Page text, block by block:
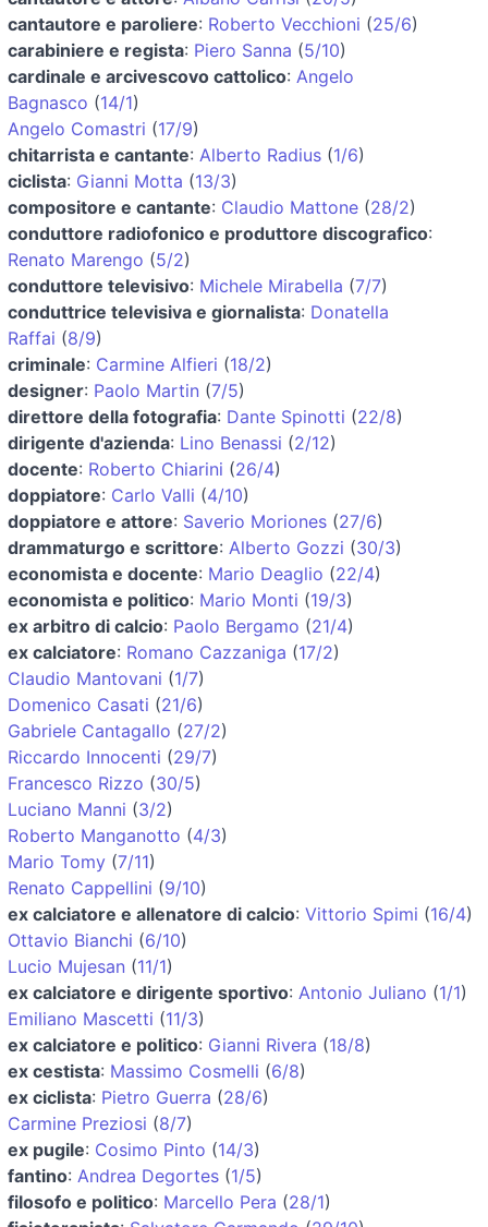
cantautore e paroliere: Roberto Vecchioni (25/6)
carabiniere e regista: Piero Sanna (5/10)
cardinale e arcivescovo cattolico: Angelo
Bagnasco (14/1)
Angelo Comastri (17/9)
chitarrista e cantante: Alberto Radius (1/6)
ciclista: Gianni Motta (13/3)
compositore e cantante: Claudio Mattone (28/2)
conduttore radiofonico e produttore discografico:
Renato Marengo (5/2)
conduttore televisivo: Michele Mirabella (7/7)
conduttrice televisiva e giornalista: Donatella
Raffai (8/9)
criminale: Carmine Alfieri (18/2)
designer: Paolo Martin (7/5)
direttore della fotografia: Dante Spinotti (22/8)
dirigente d'azienda: Lino Benassi (2/12)
docente: Roberto Chiarini (26/4)
doppiatore: Carlo Valli (4/10)
doppiatore e attore: Saverio Moriones (27/6)
drammaturgo e scrittore: Alberto Gozzi (30/3)
economista e docente: Mario Deaglio (22/4)
economista e politico: Mario Monti (19/3)
ex arbitro di calcio: Paolo Bergamo (21/4)
ex calciatore: Romano Cazzaniga (17/2)
Claudio Mantovani (1/7)
Domenico Casati (21/6)
Gabriele Cantagallo (27/2)
Riccardo Innocenti (29/7)
Francesco Rizzo (30/5)
Luciano Manni (3/2)
Roberto Manganotto (4/3)
Mario Tomy (7/11)
Renato Cappellini (9/10)
ex calciatore e allenatore di calcio: Vittorio Spimi (16/4)
Ottavio Bianchi (6/10)
Lucio Mujesan (11/1)
ex calciatore e dirigente sportivo: Antonio Juliano (1/1)
Emiliano Mascetti (11/3)
ex calciatore e politico: Gianni Rivera (18/8)
ex cestista: Massimo Cosmelli (6/8)
ex ciclista: Pietro Guerra (28/6)
Carmine Preziosi (8/7)
ex pugile: Cosimo Pinto (14/3)
fantino: Andrea Degortes (1/5)
filosofo e politico: Marcello Pera (28/1)